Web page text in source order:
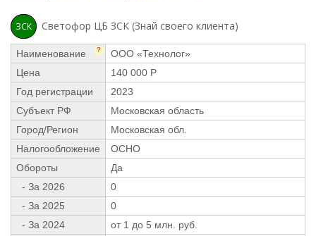
ЗСК Светофор ЦБ ЗСК (Знай своего клиента)
Наименование ?
ООО «Технолог»
Цена
140 000 Р
Год регистрации
2023
Субъект РФ
Московская область
Город/Регион
Московская обл.
Налогообложение
ОСНО
Обороты
Да
- За 2026
0
- За 2025
0
- За 2024
от 1 до 5 млн. руб.